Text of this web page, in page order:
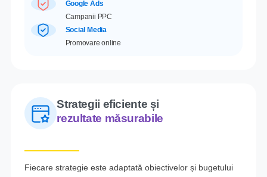
Google Ads
Campanii PPC
Social Media
Promovare online
Strategii eficiente și
rezultate măsurabile
Fiecare strategie este adaptată obiectivelor și bugetului